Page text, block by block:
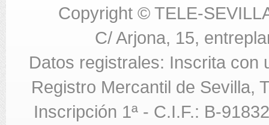
Copyright © TELE-
C/ Arjona, 15,
Datos registrales: Inscrita con
Registro Mercantil de Sevilla,
Inscripción 1ª - C.I.F.: B-